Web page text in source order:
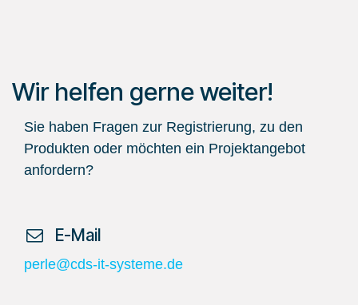
Wir helfen gerne weiter!
Sie haben Fragen zur Registrierung, zu den
Produkten oder möchten ein Projektangebot
anfordern?
​ E-Mail
perle@cds-it-systeme.de